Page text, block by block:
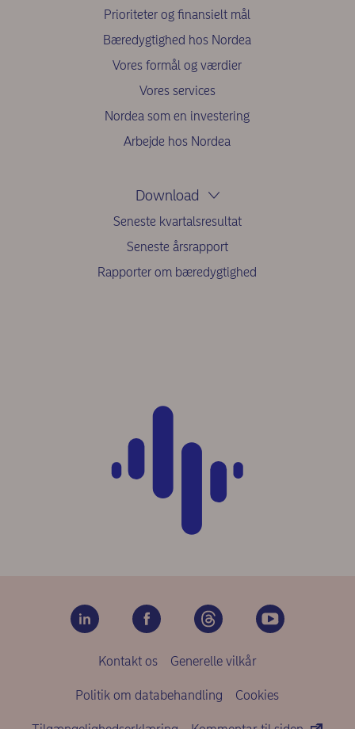
Prioriteter og finansielt mål
Bæredygtighed hos Nordea
Vores formål og værdier
Vores services
Nordea som en investering
Arbejde hos Nordea
Download
Seneste kvartalsresultat
Seneste årsrapport
Rapporter om bæredygtighed
Kontakt os Generelle vilkår
Politik om databehandling Cookies